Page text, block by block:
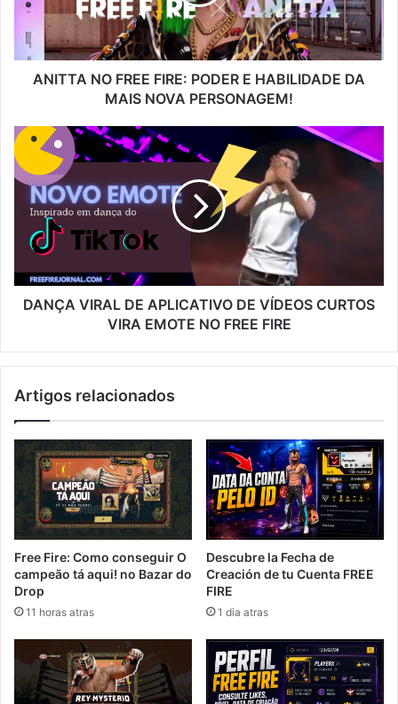
HABILIDADE
DA
MAIS
NOVAANITTA NO FREE FIRE: PODER E HABILIDADE DA
MAIS NOVA PERSONAGEM!
DANÇA
VIRAL
DE
APLICATIVO
VÍDEOS
CURTOS
EMOTE
NODANÇA VIRAL DE APLICATIVO DE VÍDEOS CURTOS
VIRA EMOTE NO FREE FIRE
Artigos relacionados
Free Fire: Como conseguir O
campeão tá aqui! no Bazar do
Drop
11 horas atras
Descubre la Fecha de
Creación de tu Cuenta FREE
FIRE
1 dia atras